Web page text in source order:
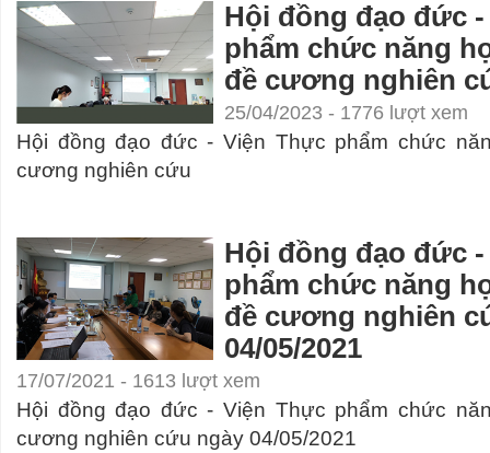
Hội đồng đạo đức
phẩm chức năng
đề cương nghiên
25/04/2023 - 1776 lượt xem
Hội đồng đạo đức - Viện Thực phẩm chức
cương nghiên cứu
Hội đồng đạo đức
phẩm chức năng
đề cương nghiên
04/05/2021
17/07/2021 - 1613 lượt xem
Hội đồng đạo đức - Viện Thực phẩm chức
cương nghiên cứu ngày 04/05/2021